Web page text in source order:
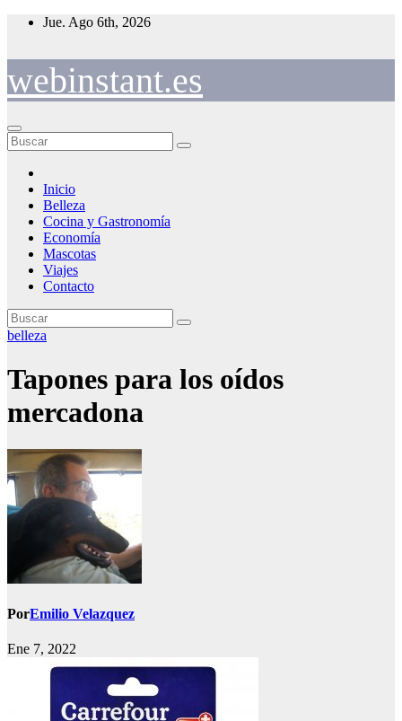
Saltar
Jue. Ago 6th, 2026
webinstant.es
Inicio
Belleza
Cocina y Gastronomía
Economía
Mascotas
Viajes
Contacto
belleza
Tapones para los oídos
mercadona
PorEmilio Velazquez
Ene 7, 2022